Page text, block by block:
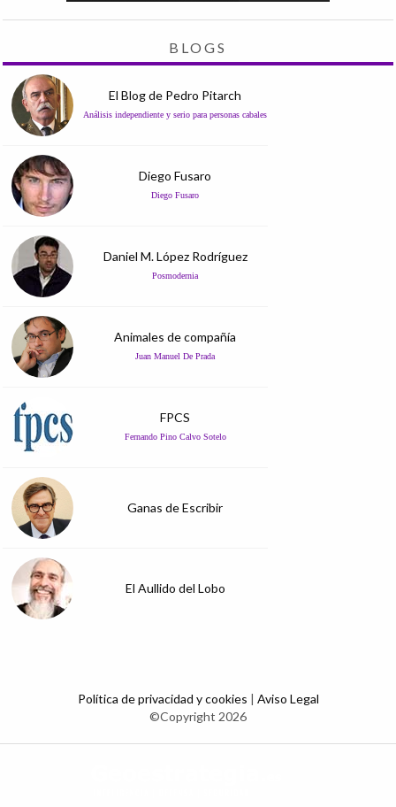
BLOGS
El Blog de Pedro Pitarch
Análisis independiente y serio para personas cabales
Diego Fusaro
Diego Fusaro
Daniel M. López Rodríguez
Posmodernia
Animales de compañía
Juan Manuel De Prada
FPCS
Fernando Pino Calvo Sotelo
Ganas de Escribir
El Aullido del Lobo
Política de privacidad y cookies | Aviso Legal
©Copyright 2026